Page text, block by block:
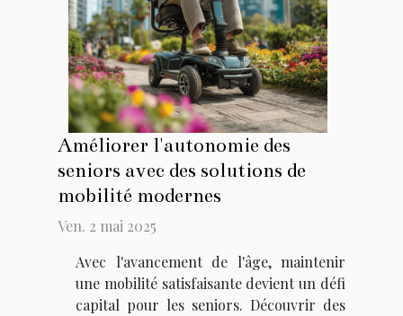
Améliorer l'autonomie des
seniors avec des solutions de
mobilité modernes
Ven. 2 mai 2025
Avec l'avancement de l'âge, maintenir
une mobilité satisfaisante devient un défi
capital pour les seniors. Découvrir des